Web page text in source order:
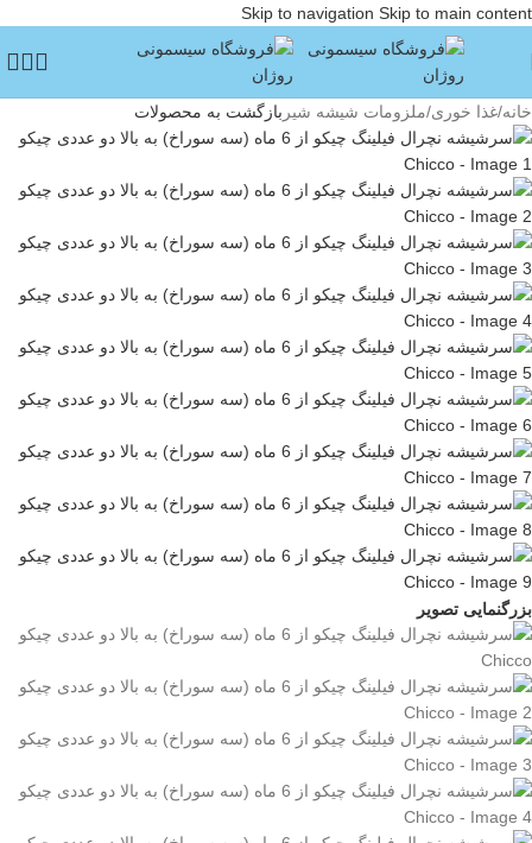
Skip to navigation Skip to main content
خانه/غذا خوری/ملزومات شیشه شیر بازگشت به محصولات
بزرگنمایی تصویر